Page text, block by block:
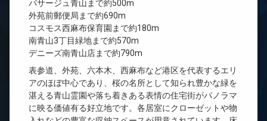
パサージュ青山まで約500m
外苑前郵便局まで約690m
コスモス西麻布保育園まで約180m
南青山3丁目緑地まで約570m
デニーズ南青山店まで約790m
表参道、外苑、六本木、西麻布など港区を代表するエリ
アのほぼ中心であり、桜の名所として知られ豊かな緑を
湛える青山霊園や落ち着きある表情の住宅街がパノラマ
に映る価値有る好立地です。各居室にクローゼットや物